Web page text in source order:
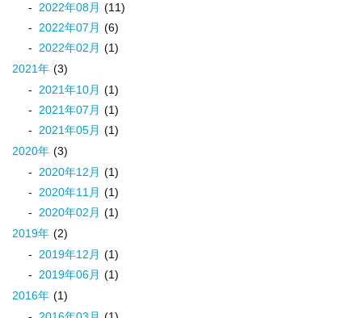
2022年08月 (11)
2022年07月 (6)
2022年02月 (1)
2021年 (3)
2021年10月 (1)
2021年07月 (1)
2021年05月 (1)
2020年 (3)
2020年12月 (1)
2020年11月 (1)
2020年02月 (1)
2019年 (2)
2019年12月 (1)
2019年06月 (1)
2016年 (1)